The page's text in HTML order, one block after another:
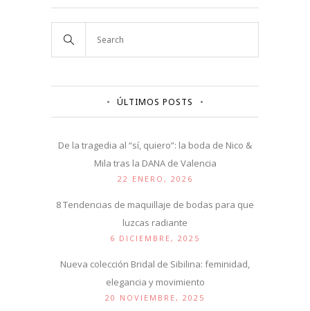
ÚLTIMOS POSTS
De la tragedia al “sí, quiero”: la boda de Nico &
Mila tras la DANA de Valencia
22 ENERO, 2026
8 Tendencias de maquillaje de bodas para que
luzcas radiante
6 DICIEMBRE, 2025
Nueva colección Bridal de Sibilina: feminidad,
elegancia y movimiento
20 NOVIEMBRE, 2025